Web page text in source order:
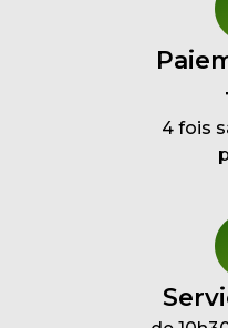
4 fois